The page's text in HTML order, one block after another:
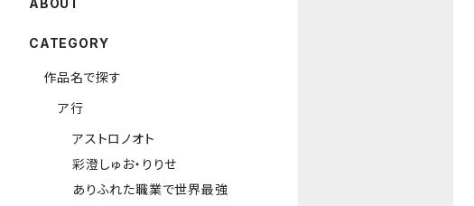
ABOUT
CATEGORY
作品名で探す
ア行
アストロノオト
彩澄しゅお・りりせ
ありふれた職業で世界最強